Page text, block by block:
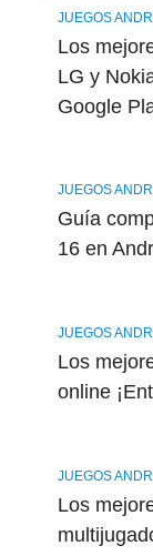
JUEGOS
Los
LG y
Google
JUEGOS
Guía
16 en
JUEGOS
Los
online
JUEGOS
Los